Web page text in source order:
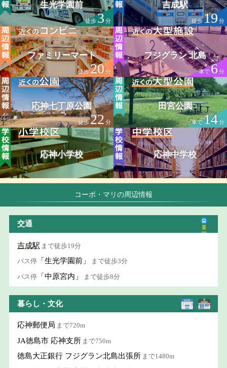
生光学園前
徒歩3分
吉成駅
徒歩19分
ファミリーマート
徒歩20分
フジグラン 北島
車で6分
応神七丁原公園
徒歩22 分
田宮公園
車で14分
応神小学校 応神中学校
コーポ・マリの周辺情報
交通
吉成駅 まで徒歩19分
バス停 「生光学園前」 まで徒歩3分
バス停 「中原宮内」 まで徒歩8分
暮らし・文化
応神郵便局 まで720m
JA徳島市 応神支所 まで750m
徳島大正銀行 フジグラン北島出張所 まで1480m